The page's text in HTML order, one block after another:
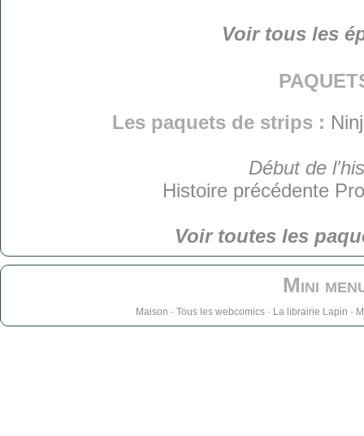
Voir tous les
Les paquets de strips :
Début de
Histoire précédente
Voir toutes les
Mini
Maison - Tous les webcomics- La librairie Lapin -